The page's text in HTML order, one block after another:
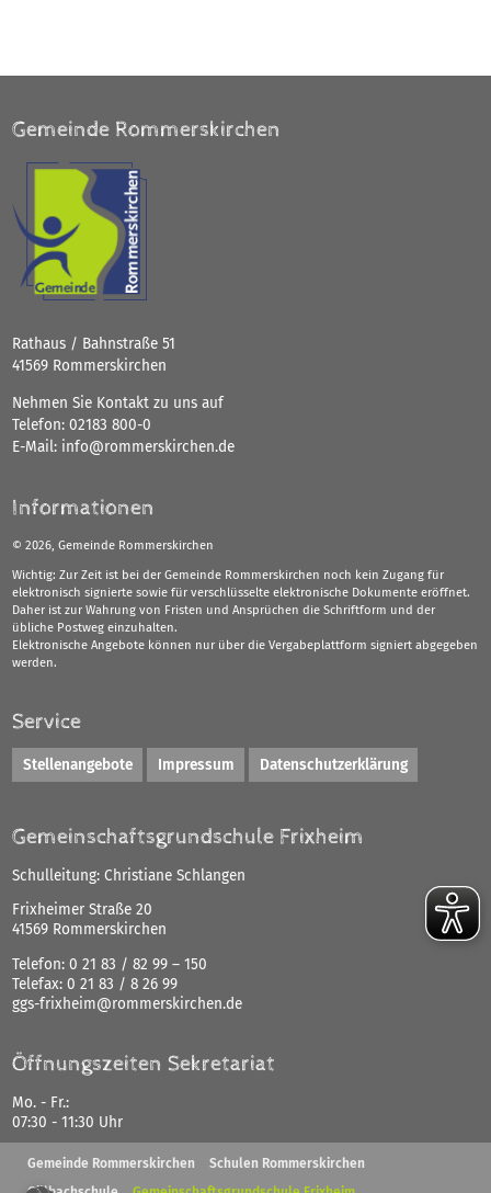
Gemeinde Rommerskirchen
Rathaus / Bahnstraße 51
41569 Rommerskirchen
Nehmen Sie Kontakt zu uns auf
Telefon: 02183 800-0
E-Mail: info@rommerskirchen.de
Informationen
©2026, Gemeinde Rommerskirchen
Wichtig: Zur Zeit ist bei der Gemeinde Rommerskirchen noch kein Zugang für
elektronisch signierte sowie für verschlüsselte elektronische Dokumente eröffnet.
Daher ist zur Wahrung von Fristen und Ansprüchen die Schriftform und der
übliche Postweg einzuhalten.
Elektronische Angebote können nur über die Vergabeplattform signiert abgegeben
werden.
Service
Stellenangebote Impressum Datenschutzerklärung
Gemeinschaftsgrundschule Frixheim
Schulleitung:Christiane Schlangen
Frixheimer Straße 20
41569 Rommerskirchen
Telefon:0 21 83 / 82 99 – 150
Telefax:0 21 83 / 8 26 99
ggs-frixheim@rommerskirchen.de
Öffnungszeiten Sekretariat
Mo. - Fr.:
07:30 - 11:30 Uhr
Gemeinde Rommerskirchen
Schulen Rommerskirchen